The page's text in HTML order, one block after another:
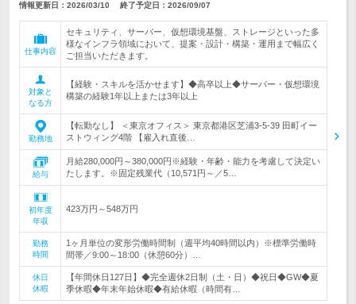
情報更新日：2026/03/10 終了予定日： 2026/09/07
仕事内容
セキュリティ、サーバー、仮想環境基盤、ストレージといった多
様なインフラ領域において、提案・設計・構築・運用まで幅広く
ご担当いただきます。
対象と
なる方
【経験・スキルを活かせます】◆高卒以上◆サーバー・仮想環境
構築の経験1年以上または3年以上
勤務地
【転勤なし】 ＜東京オフィス＞ 東京都港区芝浦3-5-39 田町イー
ストウィング4階 【雇入れ直後…
給与
月給280,000円～380,000円※経験・年齢・能力を考慮して決定い
たします。※固定残業代（10,571円～／5…
初年度
年収
423万円～548万円
勤務
時間
1ヶ月単位の変形労働時間制（週平均40時間以内）※標準労働時
間帯／9:00～18:00（休憩60分）…
休日
休暇
【年間休日127日】◆完全週休2日制（土・日）◆祝日◆GW◆夏
季休暇◆年末年始休暇◆有給休暇（時間有…